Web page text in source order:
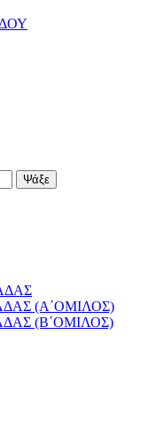
(Α΄ΟΜΙΛΟΣ)
(Β΄ΟΜΙΛΟΣ)